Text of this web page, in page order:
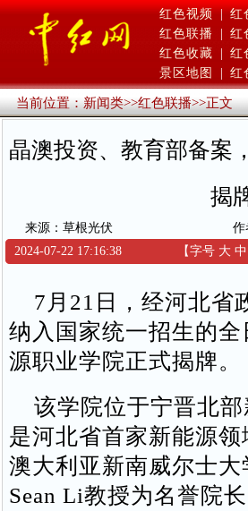
红色视频 | 红
红色联播
红
红色收藏
红
景区地图
红
当前位置：新闻类>>红色联播>>正文
晶澳投资、教育部备案
揭
来源：草根光伏 作
2024-07-22 17:16:38
【字号 大 中
7月21日，经河北省
纳入国家统一招生的
源职业学院正式揭牌。
该学院位于宁晋北部
是河北省首家新能源
澳大利亚新南威尔士
Sean Li教授为名誉院